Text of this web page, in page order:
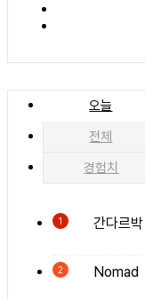
오늘
전체
경험치
1
간다르박
2
Nomad